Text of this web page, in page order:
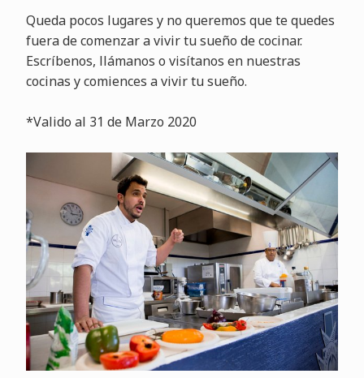
Queda pocos lugares y no queremos que te quedes
fuera de comenzar a vivir tu sueño de cocinar.
Escríbenos, llámanos o visítanos en nuestras
cocinas y comiences a vivir tu sueño.
*Valido al 31 de Marzo 2020